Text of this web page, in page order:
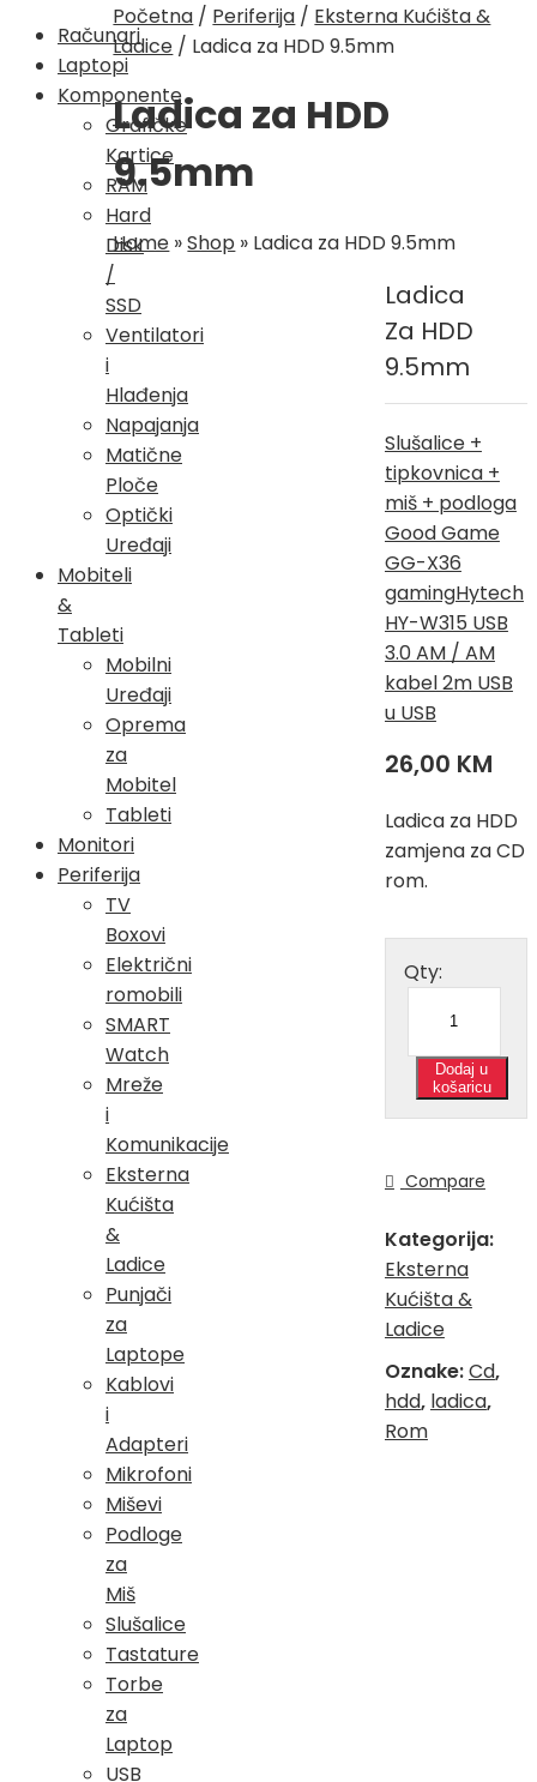
Računari
Laptopi
Komponente
Grafičke
Kartice
RAM
Hard
Disk
/
SSD
Ventilatori
i
Hlađenja
Napajanja
Matične
Ploče
Optički
Uređaji
Mobiteli
&
Tableti
Mobilni
Uređaji
Oprema
za
Mobitel
Tableti
Monitori
Periferija
TV
Boxovi
Električni
romobili
SMART
Watch
Mreže
i
Komunikacije
Eksterna
Kućišta
&
Ladice
Punjači
za
Laptope
Kablovi
i
Adapteri
Mikrofoni
Miševi
Podloge
za
Miš
Slušalice
Tastature
Torbe
za
Laptop
USB
Početna / Periferija / Eksterna Kućišta &
Ladice / Ladica za HDD 9.5mm
Ladica za HDD
9.5mm
Home »Shop » Ladica za HDD 9.5mm
Ladica
Za HDD
9.5mm
Slušalice +
tipkovnica +
miš + podloga
Good Game
GG-X36
gamingHytech
HY-W315 USB
3.0 AM / AM
kabel 2m USB
u USB
26,00 KM
Ladica za HDD
zamjena za CD
rom.
Qty:
Dodaj u
košaricu
Compare
Kategorija:
Eksterna
Kućišta &
Ladice
Oznake:Cd,
hdd, ladica,
Rom